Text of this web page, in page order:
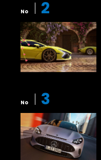
No 2
No 3